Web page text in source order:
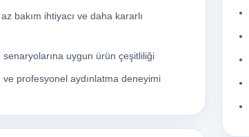
bakım ihtiyacı ve daha kararlı
senaryolarına uygun ürün çeşitliliği
ve profesyonel aydınlatma deneyimi